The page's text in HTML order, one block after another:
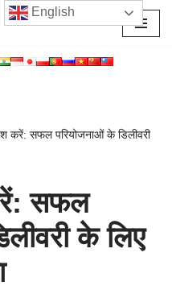
करें: सफल परियोजनाओं के डिलीवरी
सफल
के लिए
English